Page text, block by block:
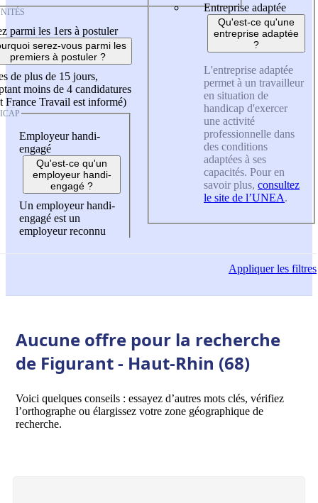
parmi les 1ers à postuler
serez-vous parmi les
premiers à postuler ?
de plus de 15 jours,
moins de 4 candidatures
France Travail est informé)
Employeur handi-
engagé
Qu'est-ce qu'un
employeur handi-
engagé ?
Un employeur handi-
engagé est un
employeur reconnu
Entreprise adaptée
Qu'est-ce qu'une
entreprise adaptée
?
L'entreprise adaptée
permet à un travailleur
en situation de
handicap d'exercer
une activité
professionnelle dans
des conditions
adaptées à ses
capacités. Pour en
savoir plus, consultez
le site de l’UNEA.
Appliquerles filtres
Aucune offre pour la recherche
de Figurant - Haut-Rhin (68)
Voici quelques conseils : essayez d’autres mots clés, vérifiez
l’orthographe ou élargissez votre zone géographique de
recherche.